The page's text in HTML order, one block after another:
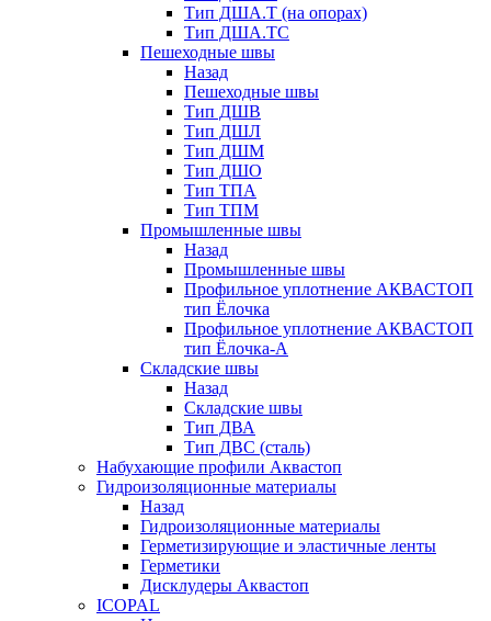
Тип ДША.Т (на опорах)
Тип ДША.ТС
Пешеходные швы
Назад
Пешеходные швы
Тип ДШВ
Тип ДШЛ
Тип ДШМ
Тип ДШО
Тип ТПА
Тип ТПМ
Промышленные швы
Назад
Промышленные швы
Профильное уплотнение АКВАСТОП
тип Ёлочка
Профильное уплотнение АКВАСТОП
тип Ёлочка-А
Складские швы
Назад
Складские швы
Тип ДВА
Тип ДВС (сталь)
Набухающие профили Аквастоп
Гидроизоляционные материалы
Назад
Гидроизоляционные материалы
Герметизирующие и эластичные ленты
Герметики
Дисклудеры Аквастоп
ICOPAL